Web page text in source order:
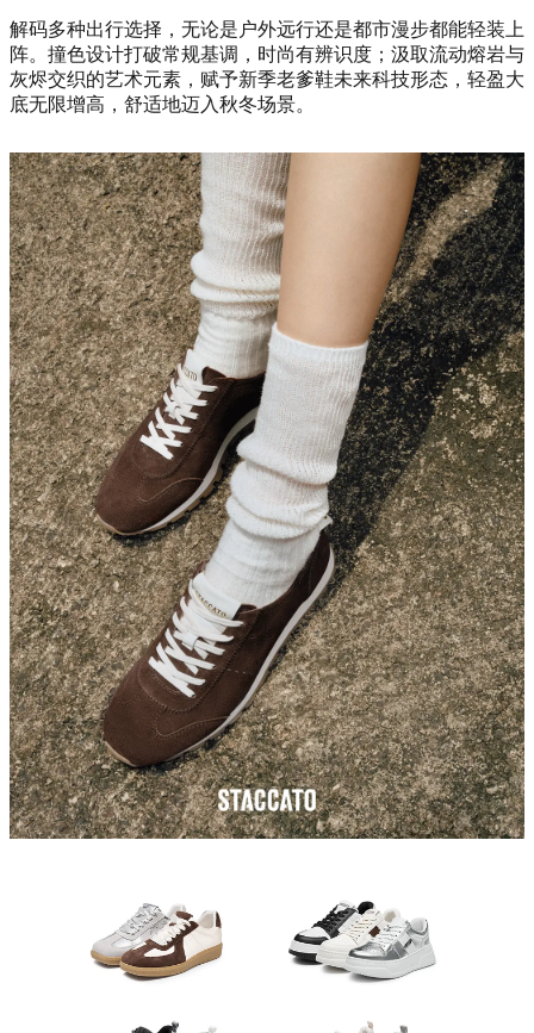
解码多种出行选择，无论是户外远行还是都市漫步都能轻装上
阵。撞色设计打破常规基调，时尚有辨识度；汲取流动熔岩与
灰烬交织的艺术元素，赋予新季老爹鞋未来科技形态，轻盈大
底无限增高，舒适地迈入秋冬场景。